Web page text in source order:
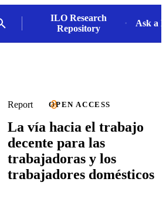
ILO Research
Repository
Ask a
Report OPEN ACCESS
La vía hacia el trabajo
decente para las
trabajadoras y los
trabajadores domésticos